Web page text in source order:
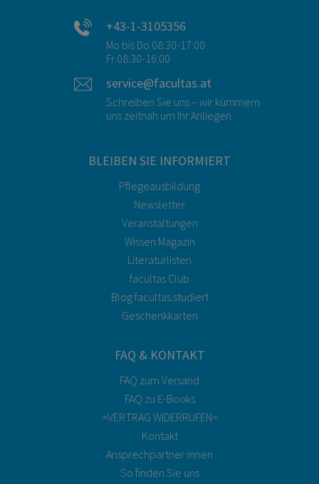
+43-1-3105356
Mo bis Do 08:30-17:00
Fr 08:30-16:00
service@facultas.at
Schreiben Sie uns – wir kümmern
uns zeitnah um Ihr Anliegen.
BLEIBEN SIE INFORMIERT
Pflegeausbildung
Newsletter
Veranstaltungen
Wissen Magazin
Literaturlisten
facultas Club
Blog facultas.studiert
Geschenkkarten
FAQ & KONTAKT
FAQ zum Versand
FAQ zu E-Books
>VERTRAG WIDERRUFEN<
Kontakt
Ansprechpartner:innen
So finden Sie uns